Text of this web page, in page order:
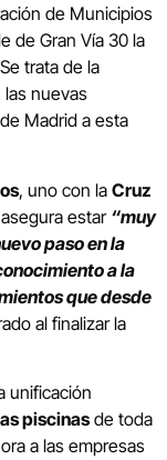
de Municipios
de Gran Vía 30 la
trata de la
nuevas
Madrid a esta
, uno con la Cruz
asegura estar “muy
paso en la
a la
que desde
al finalizar la
unificación
piscinasde toda
a las empresas